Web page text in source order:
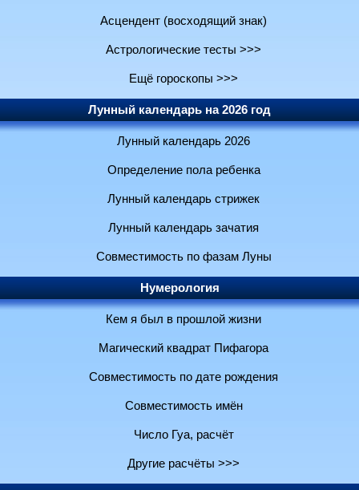
Асцендент (восходящий знак)
Астрологические тесты >>>
Ещё гороскопы >>>
Лунный календарь на 2026 год
Лунный календарь 2026
Определение пола ребенка
Лунный календарь стрижек
Лунный календарь зачатия
Совместимость по фазам Луны
Нумерология
Кем я был в прошлой жизни
Магический квадрат Пифагора
Совместимость по дате рождения
Совместимость имён
Число Гуа, расчёт
Другие расчёты >>>